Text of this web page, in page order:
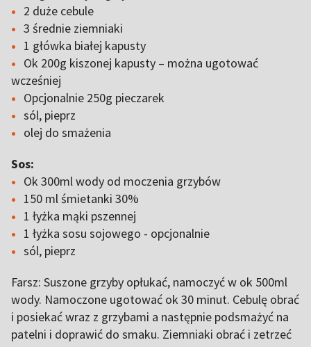
2 duże cebule
3 średnie ziemniaki
1 główka białej kapusty
Ok 200g kiszonej kapusty – można ugotować
wcześniej
Opcjonalnie 250g pieczarek
sól, pieprz
olej do smażenia
Sos:
Ok 300ml wody od moczenia grzybów
150 ml śmietanki 30%
1 łyżka mąki pszennej
1 łyżka sosu sojowego - opcjonalnie
sól, pieprz
Farsz: Suszone grzyby opłukać, namoczyć w ok 500ml
wody. Namoczone ugotować ok 30 minut. Cebulę obrać
i posiekać wraz z grzybami a następnie podsmażyć na
patelni i doprawić do smaku. Ziemniaki obrać i zetrzeć